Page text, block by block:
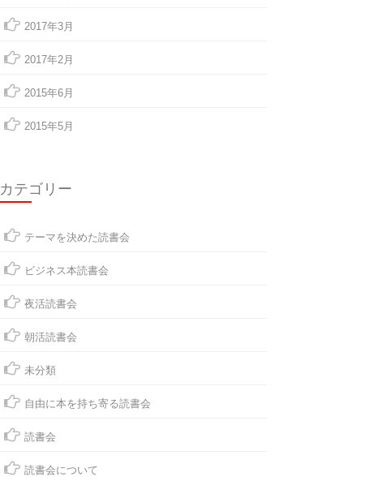
2017年3月
2017年2月
2015年6月
2015年5月
カテゴリー
テーマを決めた読書会
ビジネス本読書会
夜活読書会
朝活読書会
未分類
自由に本を持ち寄る読書会
読書会
読書会について